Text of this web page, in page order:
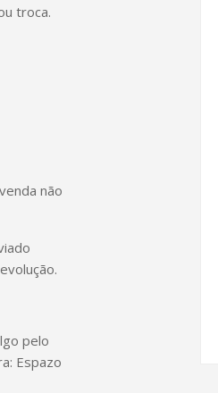
troca.
não
pelo
Espazo